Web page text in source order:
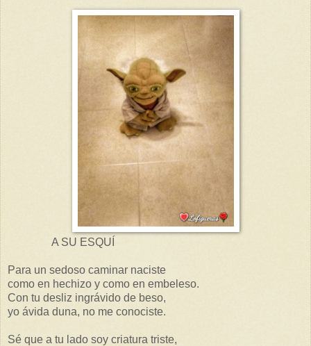
A SU ESQUÍ
Para un sedoso caminar naciste
como en hechizo y como en embeleso.
Con tu desliz ingrávido de beso,
yo ávida duna, no me conociste.
Sé que a tu lado soy criatura triste,